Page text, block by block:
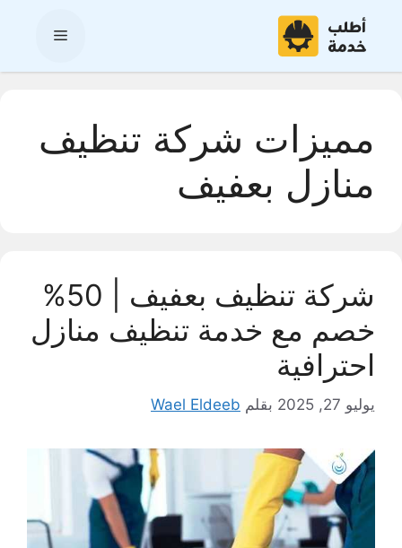
المحتوى
القائمة
مميزات شركة تنظيف
منازل بعفيف
شركة تنظيف بعفيف | 50%
خصم مع خدمة تنظيف منازل
احترافية
يوليو 27, 2025 بقلم Wael Eldeeb